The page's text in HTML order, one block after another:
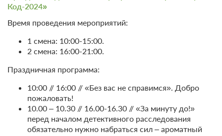
после подтверждения бронирования. Сумма предоплаты
7 200
1 гость
Бронирование по запросу
В стоимость входит:
Оздоровительный отдых с 3-разовым питанием без
лечения, Включен завтрак, обед и ужин
Код-2024»
Время проведения мероприятий:
1 смена: 10:00-15:00.
2 смена: 16:00-21:00.
Праздничная программа:
10:00 // 16:00 // «Без вас не справимся». Добро
пожаловать!
10.00 – 10.30 // 16.00-16.30 // «За минуту до!»
перед началом детективного расследования
обязательно нужно набраться сил – ароматный